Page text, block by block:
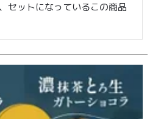
セットになっているこの商品